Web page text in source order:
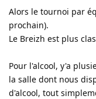
Alors le tournoi par
prochain).
Le Breizh est plus
Pour l'alcool, y'a
la salle dont nous
d'alcool, tout